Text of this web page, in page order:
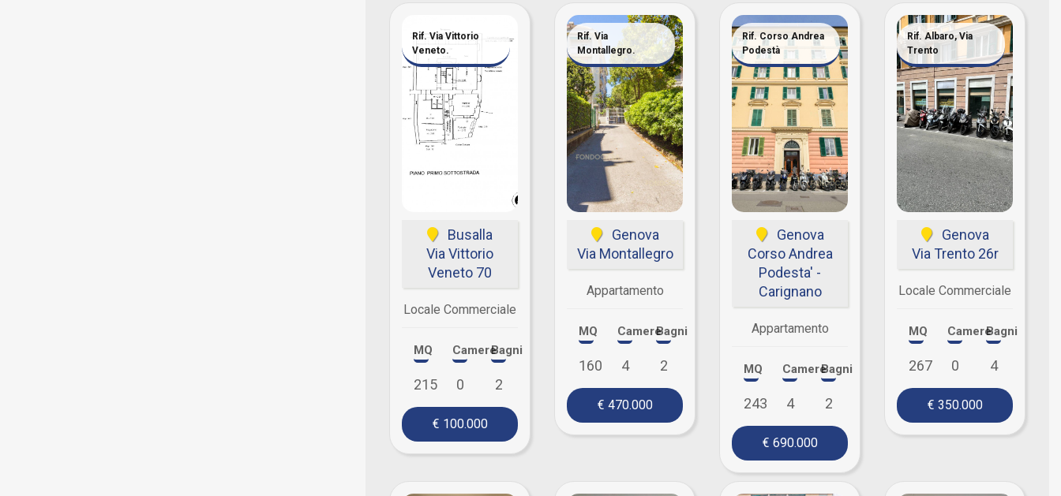
Rif. Via Vittorio
Veneto.
Busalla
Via Vittorio
Veneto 70
Locale Commerciale
MQ
215
Camere
0
Bagni
2
€ 100.000
Rif. Via
Montallegro.
Genova
Via Montallegro
Appartamento
MQ
160
Camere
4
Bagni
2
€ 470.000
Rif. Corso Andrea
Podestà
Genova
Corso Andrea
Podesta' -
Carignano
Appartamento
MQ
243
Camere
4
Bagni
2
€ 690.000
Rif. Albaro, Via
Trento
Genova
Via Trento 26r
Locale Commerciale
MQ
267
Camere
0
Bagni
4
€ 350.000